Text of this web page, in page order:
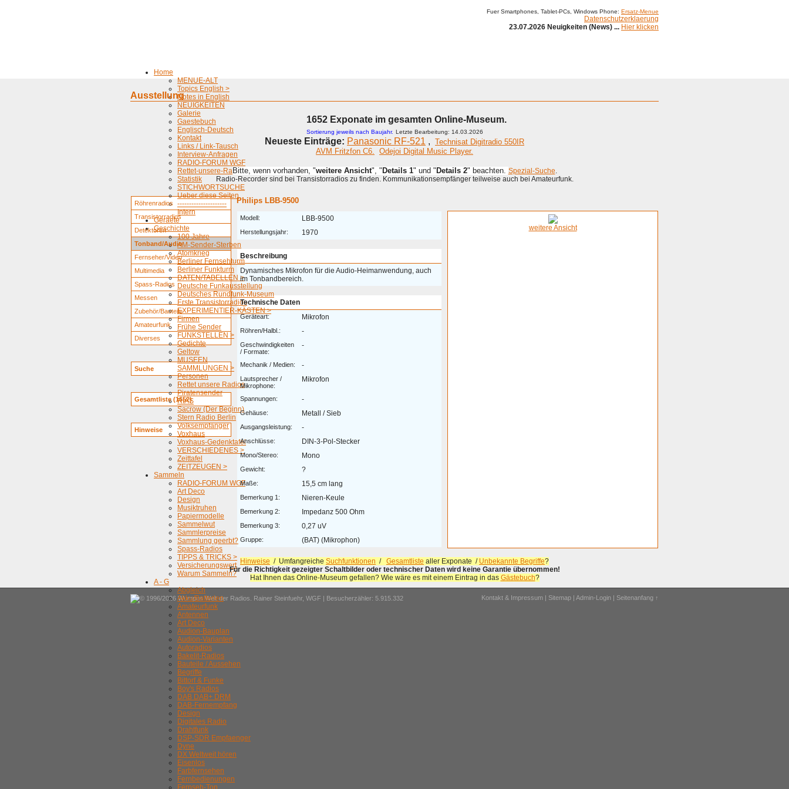
Fuer Smartphones, Tablet-PCs, Windows Phone: Ersatz-Menue
Datenschutzerklaerung
23.07.2026 Neuigkeiten (News) ... Hier klicken
Home
MENUE-ALT
Topics English >
Notes in English
NEUIGKEITEN
Galerie
Gaestebuch
Englisch-Deutsch
Kontakt
Links / Link-Tausch
Interview-Anfragen
RADIO-FORUM WGF
Rettet-unsere-Radios
Statistik
STICHWORTSUCHE
Ueber diese Seiten
---------------------
Intern
Geraete
Geschichte
100 Jahre
AM-Sender-Sterben
Atomkrieg
Berliner Fernsehturm
Berliner Funkturm
DATEN/TABELLEN >
Deutsche Funkausstellung
Deutsches Rundfunk-Museum
Erste Transistorradios
EXPERIMENTIER-KÄSTEN >
Firmen
Frühe Sender
FUNKSTELLEN >
Gedichte
Geltow
MUSEEN
SAMMLUNGEN >
Personen
Rettet unsere Radios
Piratensender
RIAS
Sacrow (Der Beginn)
Stern Radio Berlin
Volksempfänger
Voxhaus
Voxhaus-Gedenktafel
VERSCHIEDENES >
Zeittafel
ZEITZEUGEN >
Sammeln
RADIO-FORUM WGF
Art Deco
Design
Musiktruhen
Papiermodelle
Sammelwut
Sammlerpreise
Sammlung geerbt?
Spass-Radios
TIPPS & TRICKS >
Versicherungswert
Warum Sammeln?
A - G
Abgleich
Akku/Batterien
Amateurfunk
Antennen
Art Deco
Audion-Bauplan
Audion-Varianten
Autoradios
Bakelit-Radios
Bauteile / Aussehen
Begriffe
Bittorf & Funke
Boy's Radios
DAB DAB+ DRM
DAB-Fernempfang
Design
Digitales Radio
Drahtfunk
DSP-SDR Empfaenger
Dyne
DX Weltweit hören
Eisenlos
Farbfernsehen
Fernbedienungen
Fernseh-Ton
Ausstellung
1652 Exponate im gesamten Online-Museum.
Sortierung jeweils nach Baujahr. Letzte Bearbeitung: 14.03.2026
Neueste Einträge: Panasonic RF-521 , Technisat Digitradio 550IR
AVM Fritzfon C6. Odejoi Digital Music Player.
Bitte, wenn vorhanden, "weitere Ansicht", " Details 1" und " Details 2" beachten. Spezial-Suche.
Radio-Recorder sind bei Transistorradios zu finden. Kommunikationsempfänger teilweise auch bei Amateurfunk.
Röhrenradios
Transistorradios
Detektoren
Tonband/Audio
Fernseher/Video
Multimedia
Spass-Radios
Messen
Zubehör/Bauteile
Amateurfunk
Diverses
Suche
Gesamtliste (1652)
Hinweise
Philips LBB-9500
Modell: LBB-9500
Herstellungsjahr: 1970
Beschreibung
Dynamisches Mikrofon für die Audio-Heimanwendung, auch
im Tonbandbereich.
Technische Daten
Geräteart: Mikrofon
Röhren/Halbl.: -
Geschwindigkeiten
/ Formate:
-
Mechanik / Medien: -
Lautsprecher /
Mikrophone:
Mikrofon
Spannungen: -
Gehäuse: Metall / Sieb
Ausgangsleistung: -
Anschlüsse: DIN-3-Pol-Stecker
Mono/Stereo: Mono
Gewicht: ?
Maße: 15,5 cm lang
Bemerkung 1: Nieren-Keule
Bemerkung 2: Impedanz 500 Ohm
Bemerkung 3: 0,27 uV
Gruppe: (BAT) (Mikrophon)
weitere Ansicht
Hinweise / Umfangreiche Suchfunktionen / Gesamtliste aller Exponate / Unbekannte Begriffe?
Für die Richtigkeit gezeigter Schaltbilder oder technischer Daten wird keine Garantie übernommen!
Hat Ihnen das Online-Museum gefallen? Wie wäre es mit einem Eintrag in das Gästebuch?
© 1996/2026 Wumpus Welt der Radios. Rainer Steinfuehr, WGF | Besucherzähler: 5.915.332 Kontakt & Impressum | Sitemap | Admin-Login | Seitenanfang ↑